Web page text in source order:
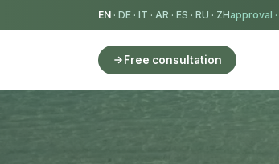
EN · DE · IT · AR · ES · RU · ZH
Free consultation